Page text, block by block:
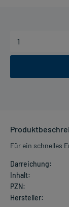
Für ein schnelles
Darreichung:
Inhalt:
PZN:
Hersteller: